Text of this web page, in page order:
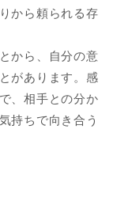
から頼られる存
から、自分の意
があります。感
、相手との分か
持ちで向き合う